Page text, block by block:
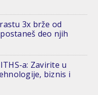
3x brže od
deo njih
a: Zavirite u
biznis i